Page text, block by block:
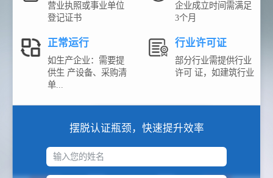
营业执照或事业单位
登记证书
企业成立时间需满足
3个月
正常运行
如生产企业：需要提
供生 产设备、采购清
单...
行业许可证
部分行业需提供行业
许可 证，如建筑行业
摆脱认证瓶颈，快速提升效率
输入您的姓名